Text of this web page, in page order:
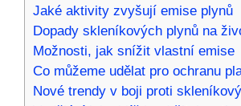
Jaké aktivity zvyšují emise plynů
Dopady skleníkových plynů na
Možnosti, jak snížit vlastní emise
Co můžeme udělat pro ochranu
Nové trendy v boji proti